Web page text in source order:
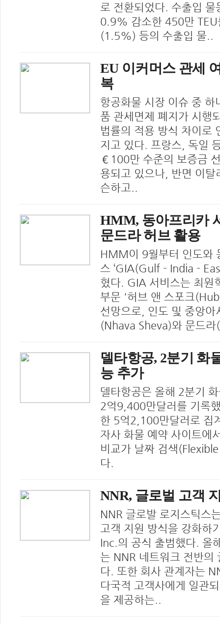
로 전환되었다. 수출입
0.9% 감소한 450만
(1.5%) 등의 수출입 물..
EU 이커머스 관세
복
항공화물 시장 이슈 중
품 관세면제 폐지가 시행
법률의 적용 방식 차이로
지고 있다. 프랑스, 독일
€100만 수준의 보증금
용되고 있으나, 반면 이
슨하고..
HMM, 동아프리카
문드라 허브 활용
HMM이 9월부터 인도와
스 ‘GIA(Gulf - India -
혔다. GIA 서비스는 최원
부문 '허브 앤 스포크
선망으로, 인도 및 중앙
(Nhava Sheva)와 문드
델타항공, 2분기 화
능 추가
델타항공은 올해 2분기
2억9,400만달러를 기록
한 5억2,100만달러로 집
자사 화물 예약 사이트에
비교가 날짜 검색
다.
NNR, 글로벌 고객
NNR 글로발 로지스틱스
고객 지원 방식을 강화하
Inc.의 공식 출범했다. 올
는 NNR 네트워크 전반의
다. 또한 회사 관계자는
다국적 고객사에게 일관
을 제공하는..